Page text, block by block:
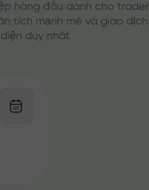
hàng đầu dành cho trader
tích mạnh mẽ và giao dịch
duy nhất